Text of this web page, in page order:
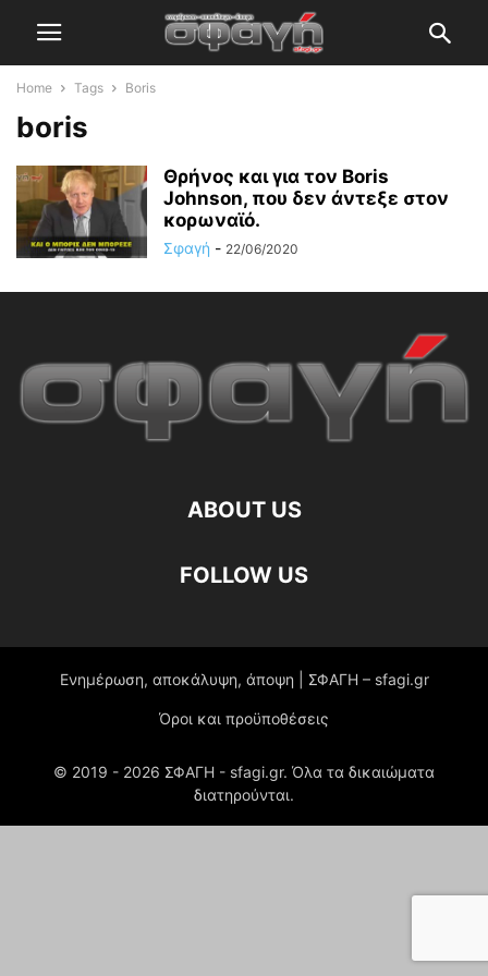
Home Tags Boris
boris
Θρήνος και για τον Boris
Johnson, που δεν άντεξε στον
κορωναϊό.
Σφαγή - 22/06/2020
ABOUT US
FOLLOW US
Ενημέρωση, αποκάλυψη, άποψη | ΣΦΑΓΗ – sfagi.gr
Όροι και προϋποθέσεις
© 2019 - 2026 ΣΦΑΓΗ - sfagi.gr. Όλα τα δικαιώματα
διατηρούνται.